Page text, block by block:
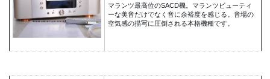
マランツ最高位のSACD機。マランツビューティ
ーな美音だけでなく音に余裕度を感じる。音場の
空気感の描写に圧倒される本格機種です。